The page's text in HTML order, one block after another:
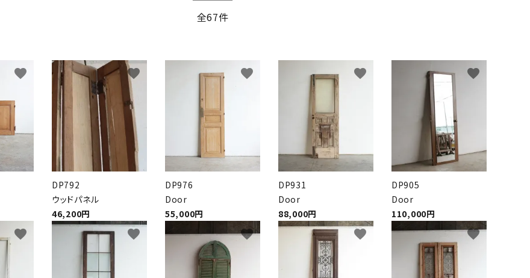
全67件
favorite
DP792
ウッドパネル
46,200円
favorite
DP976
Door
55,000円
favorite
DP931
Door
88,000円
favorite
DP905
Door
110,000円
favorite
favorite favorite favorite favorite favorite